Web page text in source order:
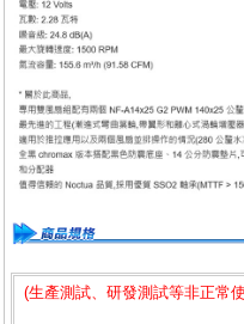
(生產測試、研發測試等非正常